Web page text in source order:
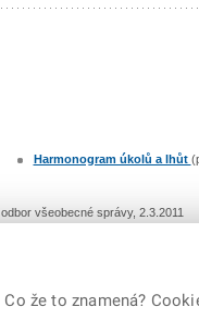
Harmonogram úkolů a lhůt
odbor všeobecné správy, 2.3.2011
Co že to znamená?